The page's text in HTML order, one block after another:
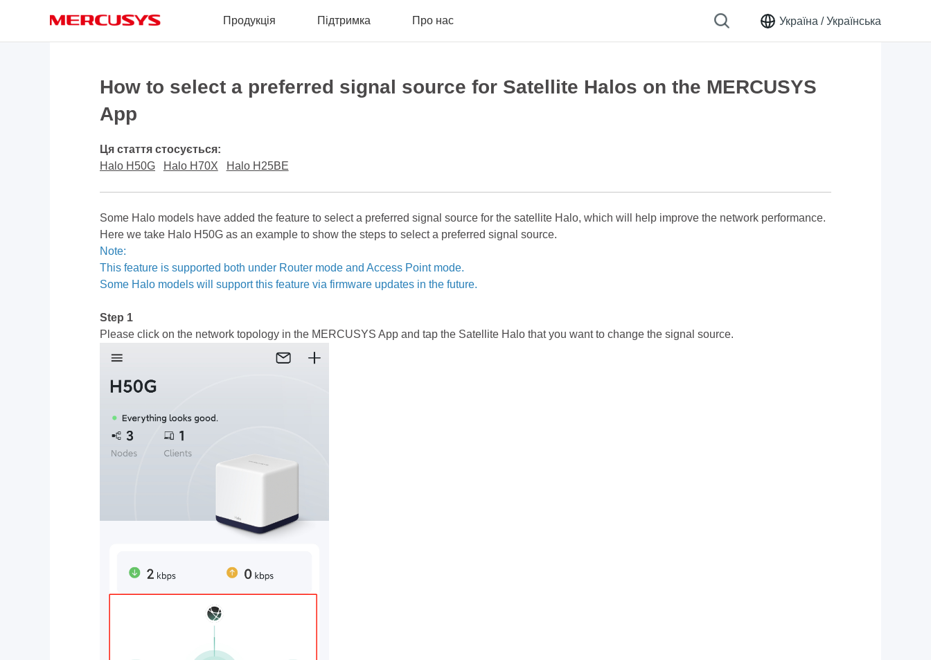
Україна /Українська
Продукція Підтримка Про нас
How to select a preferred signal source for Satellite Halos on the MERCUSYS
App
Ця стаття стосується:
Halo H50G
Halo H70X Halo H25BE
Some Halo models have added the feature to select a preferred signal source for the satellite Halo, which will help improve the network performance.
Here we take Halo H50G as an example to show the steps to select a preferred signal source.
Note:
This feature is supported both under Router mode and Access Point mode.
Some Halo models will support this feature via firmware updates in the future.
Step 1
Please click on the network topology in the MERCUSYS App and tap the Satellite Halo that you want to change the signal source.